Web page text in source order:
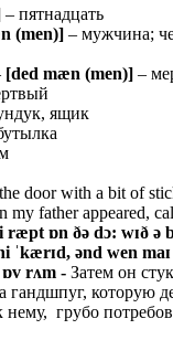
– пятнадцать
n (men)] – мужчина;
[ded mæn (men)] –
ящик
door with a bit of
my father appeared,
ræpt ɒn ðə dɔ: wɪð ə
ˈkærɪd, ənd wen maɪ
ɒv rʌm - Затем он
гандшпуг, которую
грубо